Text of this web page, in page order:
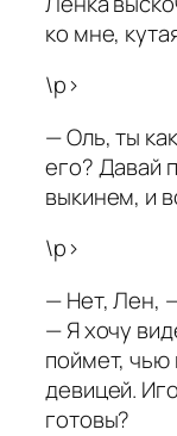
ко мне,
\p>
— Оль, ты
его? Давай
выкинем, и
\p>
— Нет, Лен,
— Я хочу
поймет, чью
девицей.
готовы?